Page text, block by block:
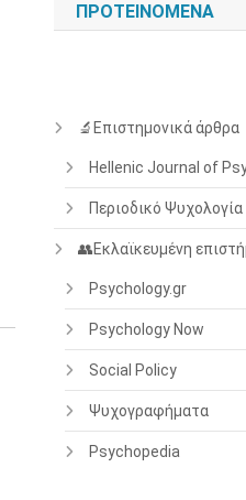
ΠΡΟΤΕΙΝΌΜΕΝΑ
🔬Επιστημονικά άρθρα
Hellenic Journal of
Περιοδικό Ψυχολογία
👥Εκλαϊκευμένη
Psychology.gr
Psychology Now
Social Policy
Ψυχογραφήματα
Psychopedia